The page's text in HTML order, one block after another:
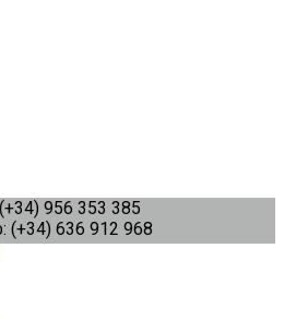
956 353 385
(+34) 636 912 968